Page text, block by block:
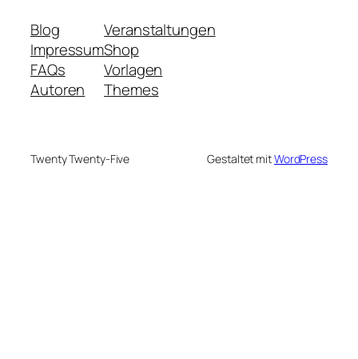
Blog
Impressum
FAQs
Autoren
Veranstaltungen
Shop
Vorlagen
Themes
Twenty Twenty-Five Gestaltet mitWordPress